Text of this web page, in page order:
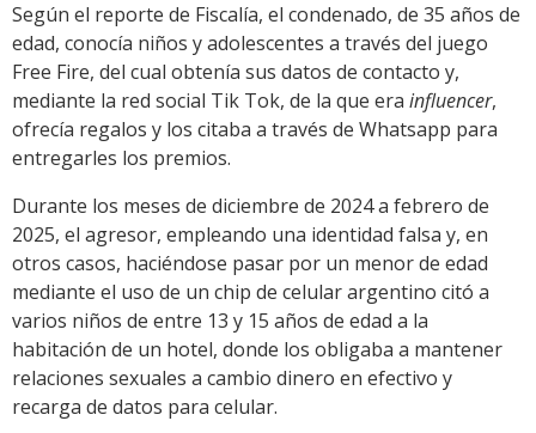
Según el reporte de Fiscalía, el condenado, de 35 años de
edad, conocía niños y adolescentes a través del juego
Free Fire, del cual obtenía sus datos de contacto y,
mediante la red social Tik Tok, de la que era influencer,
ofrecía regalos y los citaba a través de Whatsapp para
entregarles los premios.
Durante los meses de diciembre de 2024 a febrero de
2025, el agresor, empleando una identidad falsa y, en
otros casos, haciéndose pasar por un menor de edad
mediante el uso de un chip de celular argentino citó a
varios niños de entre 13 y 15 años de edad a la
habitación de un hotel, donde los obligaba a mantener
relaciones sexuales a cambio dinero en efectivo y
recarga de datos para celular.